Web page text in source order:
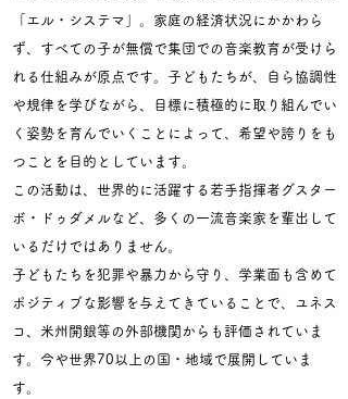
「エル・システマ」。家庭の経済状況にかかわら
ず、すべての子が無償で集団での音楽教育が受けら
れる仕組みが原点です。子どもたちが、自ら協調性
や規律を学びながら、目標に積極的に取り組んでい
く姿勢を育んでいくことによって、希望や誇りをも
つことを目的としています。
この活動は、世界的に活躍する若手指揮者グスター
ボ・ドゥダメルなど、多くの一流音楽家を輩出して
いるだけではありません。
子どもたちを犯罪や暴力から守り、学業面も含めて
ポジティブな影響を与えてきていることで、ユネス
コ、米州開銀等の外部機関からも評価されていま
す。今や世界70以上の国・地域で展開していま
す。